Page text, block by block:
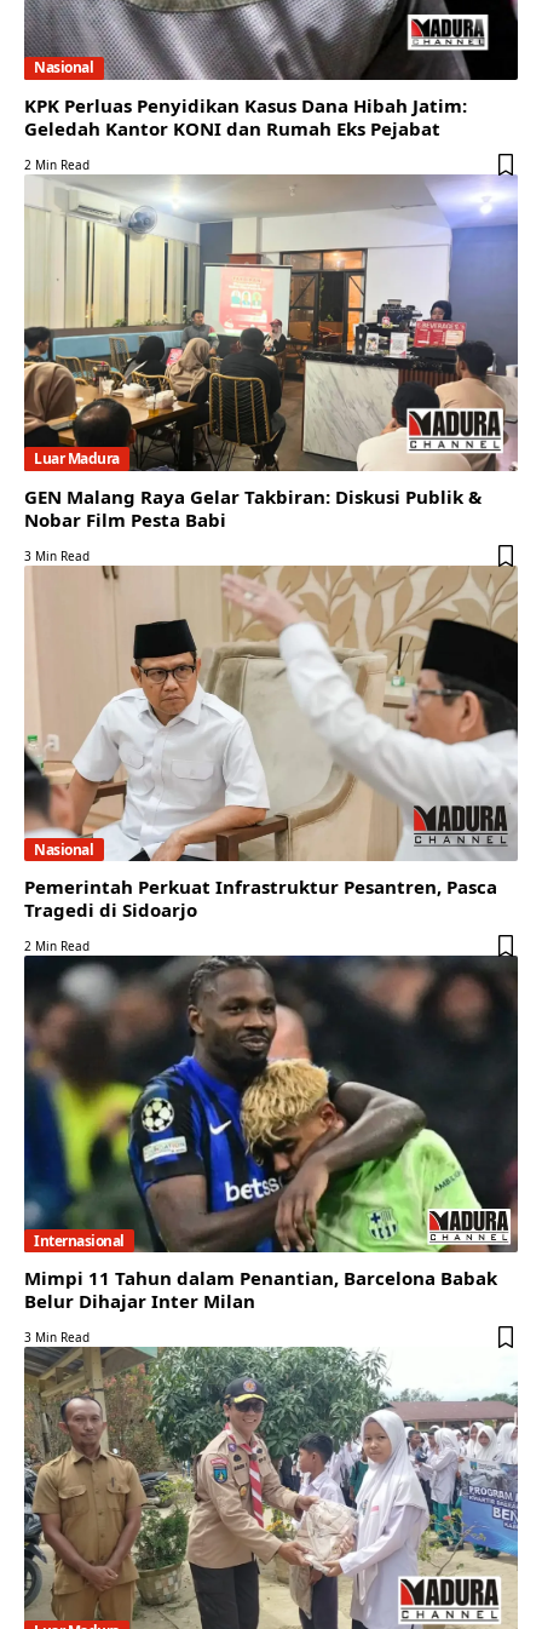
Nasional
KPK Perluas Penyidikan Kasus Dana Hibah Jatim:
Geledah Kantor KONI dan Rumah Eks Pejabat
2 Min Read
Luar Madura
GEN Malang Raya Gelar Takbiran: Diskusi Publik &
Nobar Film Pesta Babi
3 Min Read
Nasional
Pemerintah Perkuat Infrastruktur Pesantren, Pasca
Tragedi di Sidoarjo
2 Min Read
Internasional
Mimpi 11 Tahun dalam Penantian, Barcelona Babak
Belur Dihajar Inter Milan
3 Min Read